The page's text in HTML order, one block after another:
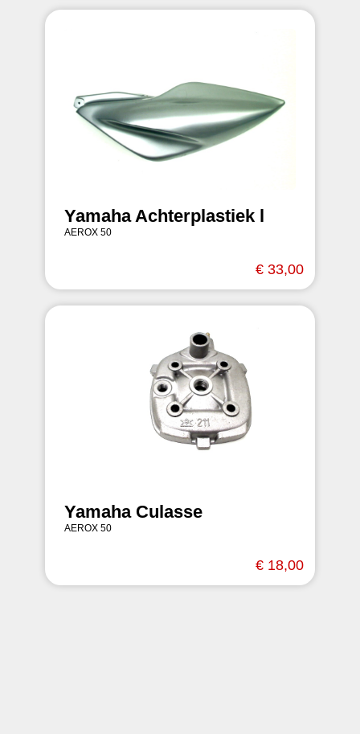
Yamaha Achterplastiek l
AEROX 50
€ 33,00
Yamaha Culasse
AEROX 50
€ 18,00